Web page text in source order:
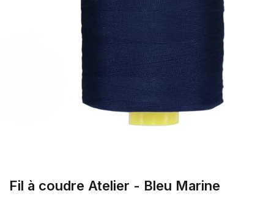
Fil à coudre Atelier - Bleu Marine